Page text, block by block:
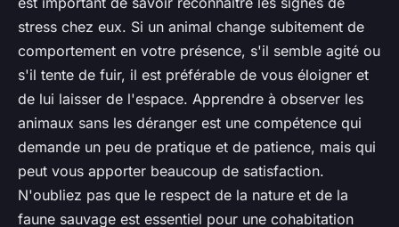
stress chez eux. Si un animal change subitement de
comportement en votre présence, s'il semble agité ou
s'il tente de fuir, il est préférable de vous éloigner et
de lui laisser de l'espace. Apprendre à observer les
animaux sans les déranger est une compétence qui
demande un peu de pratique et de patience, mais qui
peut vous apporter beaucoup de satisfaction.
N'oubliez pas que le respect de la nature et de la
faune sauvage est essentiel pour une cohabitation